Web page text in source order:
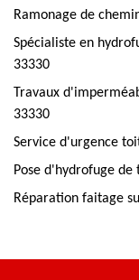
Ramonage de
Spécialiste en
33330
Travaux
33330
Service d'urgence
Pose d'hydrofuge de
Réparation faitage